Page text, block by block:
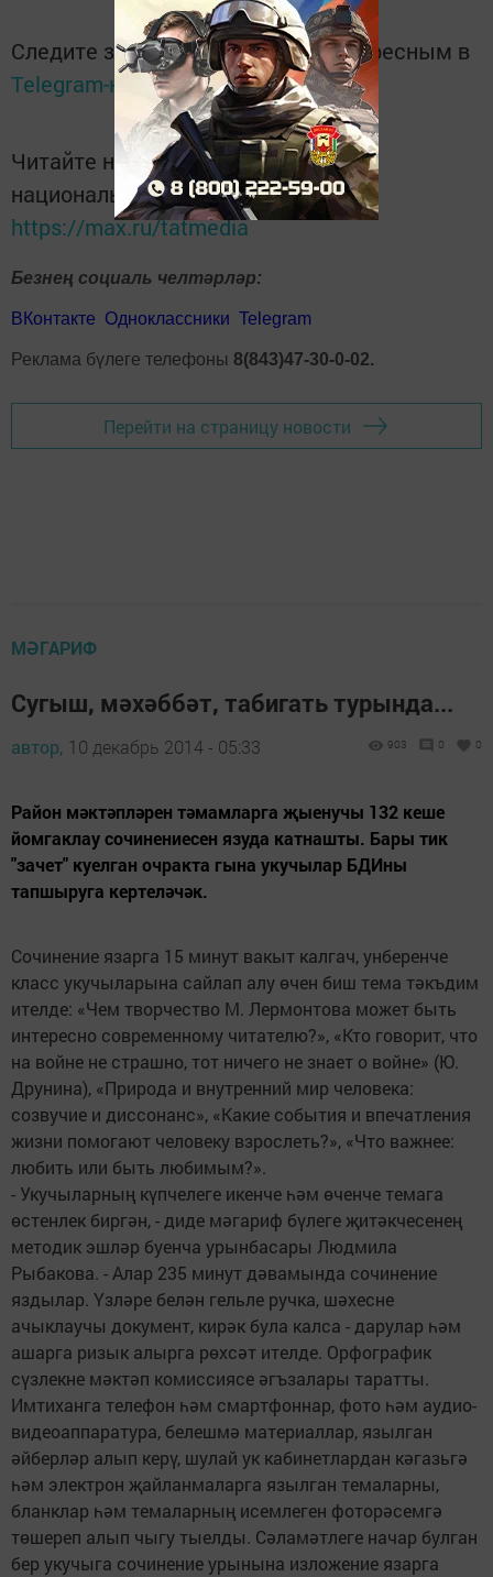
Следите за самым важным и интересным в
Telegram-каналеТатмедиа
Читайте новости Татарстана в
национальном мессенджере MАХ:
https://max.ru/tatmedia
Безнең социаль челтәрләр:
ВКонтакте Одноклассники Telegram
Реклама бүлеге телефоны 8(843)47-30-0-02.
Перейти на страницу новости
МӘГАРИФ
Сугыш, мәхәббәт, табигать турында...
автор, 10 декабрь 2014 - 05:33 903 0 0
Район мәктәпләрен тәмамларга җыенучы 132 кеше
йомгаклау сочинениесен язуда катнашты. Бары тик
"зачет" куелган очракта гына укучылар БДИны
тапшыруга кертеләчәк.
Сочинение язарга 15 минут вакыт калгач, унберенче
класс укучыларына сайлап алу өчен биш тема тәкъдим
ителде: «Чем творчество М. Лермонтова может быть
интересно современному читателю?», «Кто говорит, что
на войне не страшно, тот ничего не знает о войне» (Ю.
Друнина), «Природа и внутренний мир человека:
созвучие и диссонанс», «Какие события и впечатления
жизни помогают человеку взрослеть?», «Что важнее:
любить или быть любимым?».
- Укучыларның күпчелеге икенче һәм өченче темага
өстенлек биргән, - диде мәгариф бүлеге җитәкчесенең
методик эшләр буенча урынбасары Людмила
Рыбакова. - Алар 235 минут дәвамында сочинение
яздылар. Үзләре белән гельле ручка, шәхесне
ачыклаучы документ, кирәк була калса - дарулар һәм
ашарга ризык алырга рөхсәт ителде. Орфографик
сүзлекне мәктәп комиссиясе әгъзалары таратты.
Имтиханга телефон һәм смартфоннар, фото һәм аудио-
видеоаппаратура, белешмә материаллар, язылган
әйберләр алып керү, шулай ук кабинетлардан кәгазьгә
һәм электрон җайланмаларга язылган темаларны,
бланклар һәм темаларның исемлеген фоторәсемгә
төшереп алып чыгу тыелды. Сәламәтлеге начар булган
бер укучыга сочинение урынына изложение язарга